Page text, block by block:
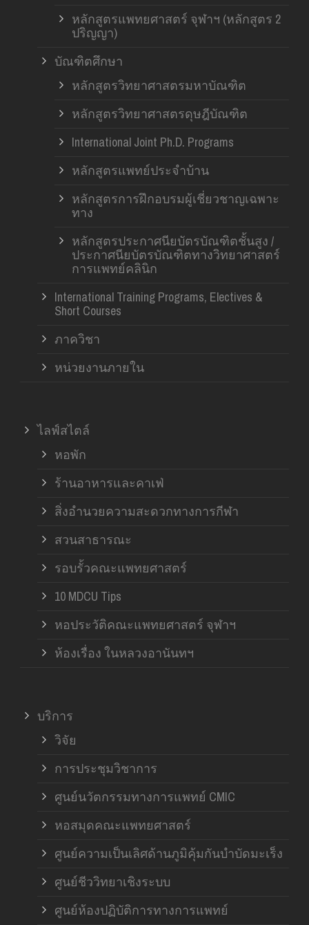
หลักสูตรแพทยศาสตร์ จุฬาฯ (หลักสูตร 2
ปริญญา)
บัณฑิตศึกษา
หลักสูตรวิทยาศาสตรมหาบัณฑิต
หลักสูตรวิทยาศาสตรดุษฎีบัณฑิต
International Joint Ph.D. Programs
หลักสูตรแพทย์ประจำบ้าน
หลักสูตรการฝึกอบรมผู้เชี่ยวชาญเฉพาะ
ทาง
หลักสูตรประกาศนียบัตรบัณฑิตชั้นสูง /
ประกาศนียบัตรบัณฑิตทางวิทยาศาสตร์
การแพทย์คลินิก
International Training Programs, Electives &
Short Courses
ภาควิชา
หน่วยงานภายใน
ไลฟ์สไตล์
หอพัก
ร้านอาหารและคาเฟ่
สิ่งอำนวยความสะดวกทางการกีฬา
สวนสาธารณะ
รอบรั้วคณะแพทยศาสตร์
10 MDCU Tips
หอประวัติคณะแพทยศาสตร์ จุฬาฯ
ห้องเรื่อง ในหลวงอานันทฯ
บริการ
วิจัย
การประชุมวิชาการ
ศูนย์นวัตกรรมทางการแพทย์ CMIC
หอสมุดคณะแพทยศาสตร์
ศูนย์ความเป็นเลิศด้านภูมิคุ้มกันบำบัดมะเร็ง
ศูนย์ชีววิทยาเชิงระบบ
ศูนย์ห้องปฏิบัติการทางการแพทย์